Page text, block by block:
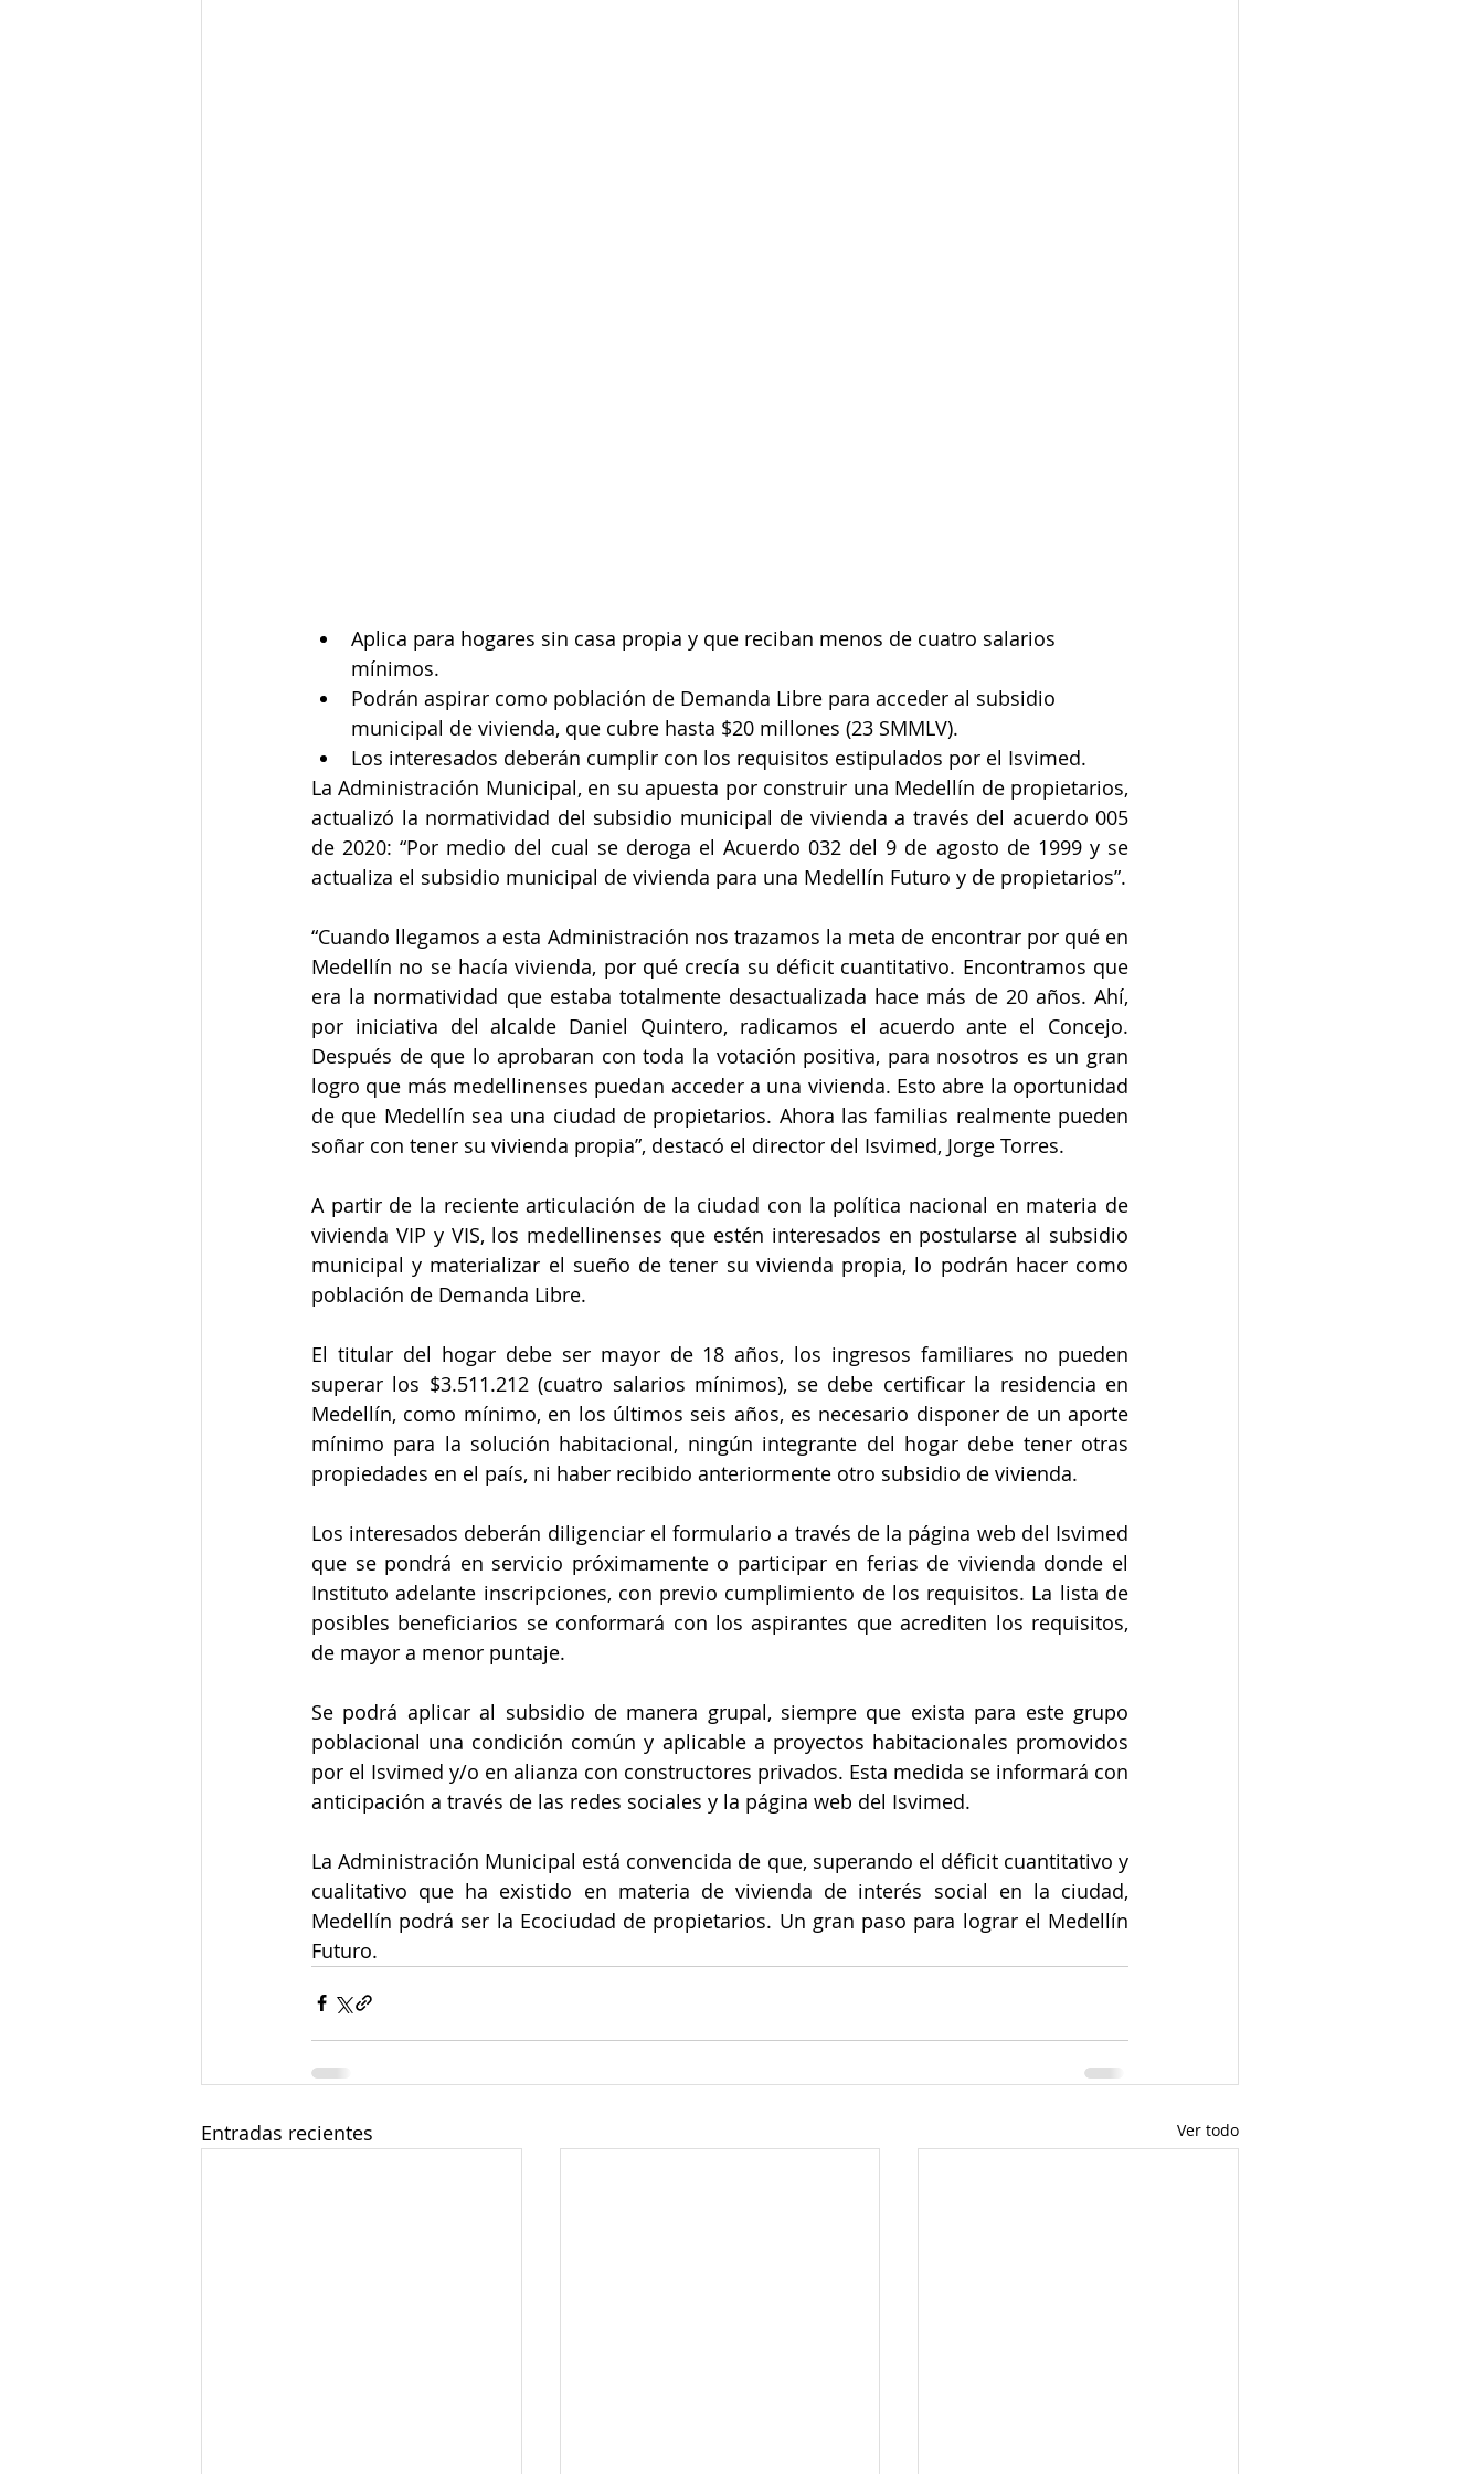
Aplica para hogares sin casa propia y que reciban menos de cuatro salarios
mínimos.
Podrán aspirar como población de Demanda Libre para acceder al subsidio
municipal de vivienda, que cubre hasta $20 millones (23 SMMLV).
Los interesados deberán cumplir con los requisitos estipulados por el Isvimed.
La Administración Municipal, en su apuesta por construir una Medellín de propietarios,
actualizó la normatividad del subsidio municipal de vivienda a través del acuerdo 005
de 2020: “Por medio del cual se deroga el Acuerdo 032 del 9 de agosto de 1999 y se
actualiza el subsidio municipal de vivienda para una Medellín Futuro y de propietarios”.
“Cuando llegamos a esta Administración nos trazamos la meta de encontrar por qué en
Medellín no se hacía vivienda, por qué crecía su déficit cuantitativo. Encontramos que
era la normatividad que estaba totalmente desactualizada hace más de 20 años. Ahí,
por iniciativa del alcalde Daniel Quintero, radicamos el acuerdo ante el Concejo.
Después de que lo aprobaran con toda la votación positiva, para nosotros es un gran
logro que más medellinenses puedan acceder a una vivienda. Esto abre la oportunidad
de que Medellín sea una ciudad de propietarios. Ahora las familias realmente pueden
soñar con tener su vivienda propia”, destacó el director del Isvimed, Jorge Torres.
A partir de la reciente articulación de la ciudad con la política nacional en materia de
vivienda VIP y VIS, los medellinenses que estén interesados en postularse al subsidio
municipal y materializar el sueño de tener su vivienda propia, lo podrán hacer como
población de Demanda Libre.
El titular del hogar debe ser mayor de 18 años, los ingresos familiares no pueden
superar los $3.511.212 (cuatro salarios mínimos), se debe certificar la residencia en
Medellín, como mínimo, en los últimos seis años, es necesario disponer de un aporte
mínimo para la solución habitacional, ningún integrante del hogar debe tener otras
propiedades en el país, ni haber recibido anteriormente otro subsidio de vivienda.
Los interesados deberán diligenciar el formulario a través de la página web del Isvimed
que se pondrá en servicio próximamente o participar en ferias de vivienda donde el
Instituto adelante inscripciones, con previo cumplimiento de los requisitos. La lista de
posibles beneficiarios se conformará con los aspirantes que acrediten los requisitos,
de mayor a menor puntaje.
Se podrá aplicar al subsidio de manera grupal, siempre que exista para este grupo
poblacional una condición común y aplicable a proyectos habitacionales promovidos
por el Isvimed y/o en alianza con constructores privados. Esta medida se informará con
anticipación a través de las redes sociales y la página web del Isvimed.
La Administración Municipal está convencida de que, superando el déficit cuantitativo y
cualitativo que ha existido en materia de vivienda de interés social en la ciudad,
Medellín podrá ser la Ecociudad de propietarios. Un gran paso para lograr el Medellín
Futuro.
Entradas recientes Ver todo